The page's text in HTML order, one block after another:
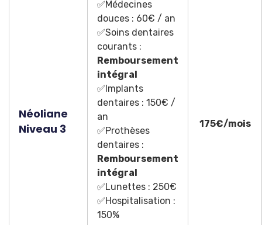
Néoliane
Niveau 3
✅Médecines
douces : 60€ / an
✅Soins dentaires
courants :
Remboursement
intégral
✅Implants
dentaires : 150€ /
an
✅Prothèses
dentaires :
Remboursement
intégral
✅Lunettes : 250€
✅Hospitalisation :
150%
175€/mois